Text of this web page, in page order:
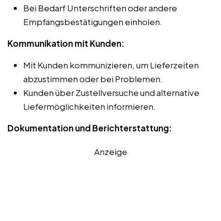
Bei Bedarf Unterschriften oder andere
Empfangsbestätigungen einholen.
Kommunikation mit Kunden:
Mit Kunden kommunizieren, um Lieferzeiten
abzustimmen oder bei Problemen.
Kunden über Zustellversuche und alternative
Liefermöglichkeiten informieren.
Dokumentation und Berichterstattung:
Anzeige